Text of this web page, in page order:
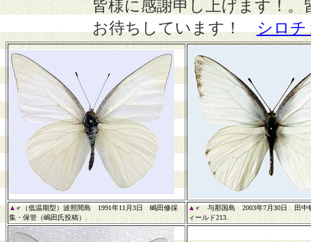
皆様に感謝申し上げます！
お待ちしています！
シロチ
▲♂（低温期型）波照間島 1991年11月3日 嶋田修採
集・保管（嶋田氏投稿）.
▲♂ 与那国島 2003年7月30日 田中
ィールド213.